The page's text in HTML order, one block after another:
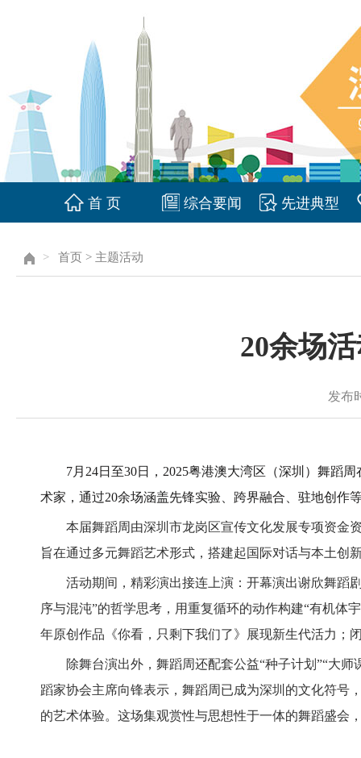
首 页 综合要闻 先进典型
> 首页 > 主题活动
20余场
发布
7月24日至30日，2025粤港澳大湾区（深圳）舞蹈周
术家，通过20余场涵盖先锋实验、跨界融合、驻地创作
本届舞蹈周由深圳市龙岗区宣传文化发展专项资金资
旨在通过多元舞蹈艺术形式，搭建起国际对话与本土创
活动期间，精彩演出接连上演：开幕演出谢欣舞蹈剧
序与混沌”的哲学思考，用重复循环的动作构建“有机体
年原创作品《你看，只剩下我们了》展现新生代活力；
除舞台演出外，舞蹈周还配套公益“种子计划”“大师
蹈家协会主席向锋表示，舞蹈周已成为深圳的文化符号
的艺术体验。这场集观赏性与思想性于一体的舞蹈盛会